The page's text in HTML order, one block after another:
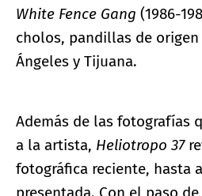
White Fence Gang (1986-
cholos, pandillas de origen
Ángeles y Tijuana.
Además de las fotografías
a la artista, Heliotropo 37
fotográfica reciente, hasta
presentada. Con el paso